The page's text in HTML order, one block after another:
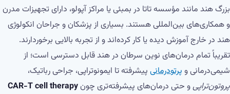
بزرگ هند مانند مؤسسه تاتا در بمبئی یا مراکز آپولو، دارای تجهیزات مدرن
و همکاری‌های بین‌المللی هستند. بسیاری از پزشکان و جراحان انکولوژی
هند در خارج آموزش دیده یا کار کرده‌اند و از تجربه بالایی برخوردارند.
تقریباً تمام درمان‌های نوین سرطان در هند قابل دسترسی است؛ از
شیمی‌درمانی و پرتودرمانی پیشرفته تا ایمونوتراپی، جراحی رباتیک،
پروتون‌تراپیو حتی درمان‌های پیشرفته‌تری چونCAR-T cell therapy